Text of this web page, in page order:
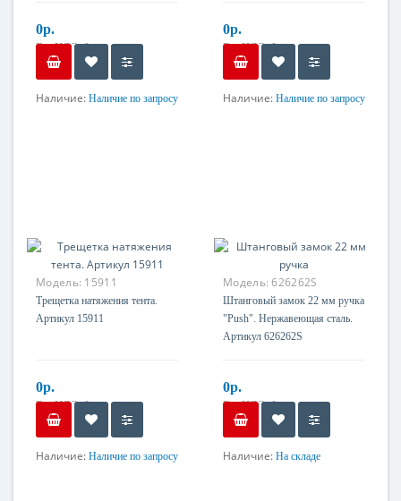
0р.
Без НДС: 0р.
Наличие: Наличие по запросу
0р.
Без НДС: 0р.
Наличие: Наличие по запросу
Модель: 15911
Трещетка натяжения тента.
Артикул 15911
0р.
Без НДС: 0р.
Наличие: Наличие по запросу
Модель:626262S
Штанговый замок 22 мм ручка
"Push". Нержавеющая сталь.
Артикул 626262S
0р.
Без НДС: 0р.
Наличие: На складе